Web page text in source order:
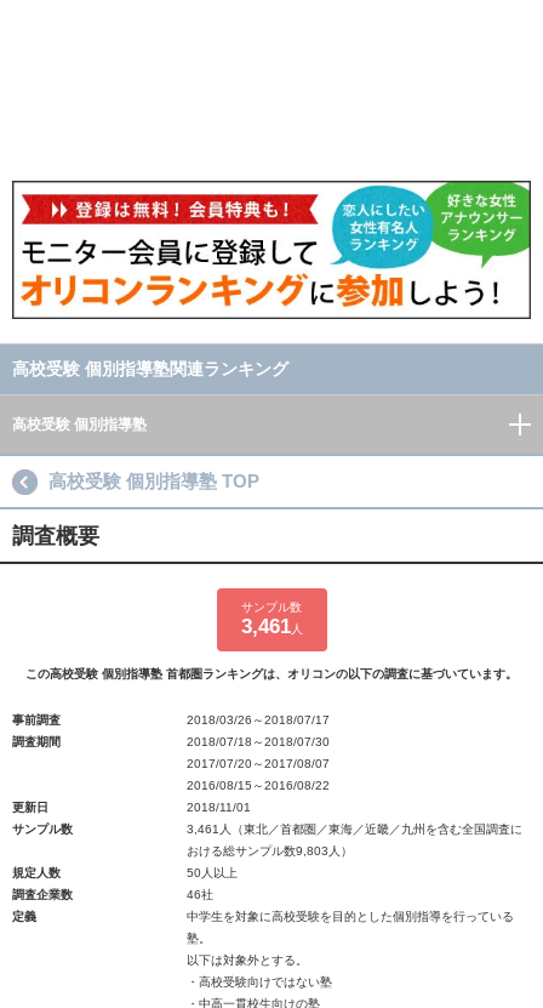
高校受験 個別指導塾関連ランキング
高校受験 個別指導塾
高校受験 個別指導塾 TOP
調査概要
サンプル数
3,461人
この高校受験 個別指導塾 首都圏ランキングは、オリコンの以下の調査に基づいています。
事前調査
2018/03/26～2018/07/17
調査期間
2018/07/18～2018/07/30
2017/07/20～2017/08/07
2016/08/15～2016/08/22
更新日
2018/11/01
サンプル数
3,461人（東北／首都圏／東海／近畿／九州を含む全国調査に
おける総サンプル数9,803人）
規定人数
50人以上
調査企業数
46社
定義
中学生を対象に高校受験を目的とした個別指導を行っている
塾。
以下は対象外とする。
・高校受験向けではない塾
・中高一貫校生向けの塾